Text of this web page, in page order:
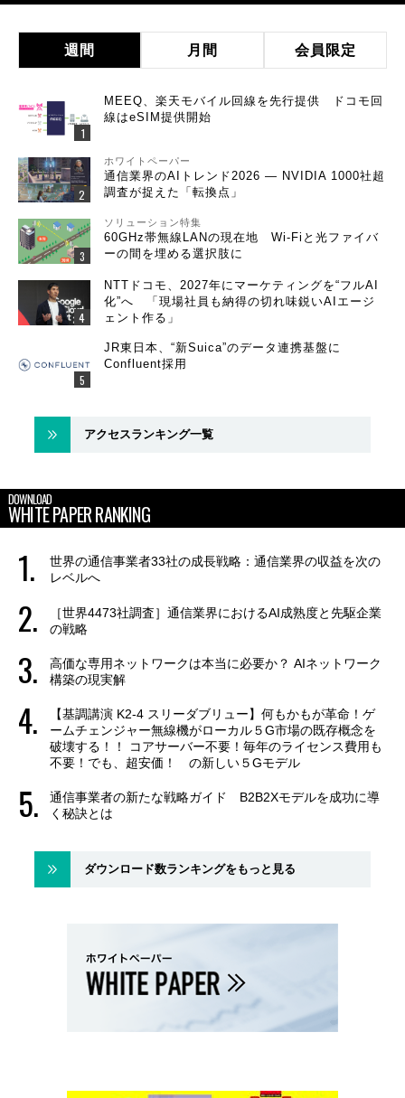
週間 月間 会員限定
MEEQ、楽天モバイル回線を先行提供 ドコモ回
線はeSIM提供開始
ホワイトペーパー
通信業界のAIトレンド2026 ― NVIDIA 1000社超
調査が捉えた「転換点」
ソリューション特集
60GHz帯無線LANの現在地 Wi-Fiと光ファイバ
ーの間を埋める選択肢に
NTTドコモ、2027年にマーケティングを“フルAI
化”へ 「現場社員も納得の切れ味鋭いAIエージ
ェント作る」
JR東日本、“新Suica”のデータ連携基盤に
Confluent採用
アクセスランキング一覧
DOWNLOAD
WHITE PAPER RANKING
世界の通信事業者33社の成長戦略：通信業界の収益を次の
レベルへ
［世界4473社調査］通信業界におけるAI成熟度と先駆企業
の戦略
高価な専用ネットワークは本当に必要か？ AIネットワーク
構築の現実解
【基調講演 K2-4 スリーダブリュー】何もかもが革命！ゲ
ームチェンジャー無線機がローカル５G市場の既存概念を
破壊する！！ コアサーバー不要！毎年のライセンス費用も
不要！でも、超安価！ の新しい５Gモデル
通信事業者の新たな戦略ガイド B2B2Xモデルを成功に導
く秘訣とは
ダウンロード数ランキングをもっと見る